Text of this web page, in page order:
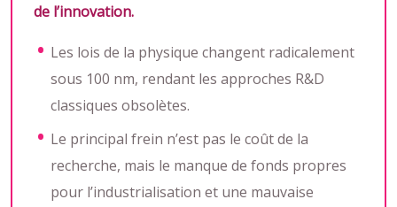
de l’innovation.
Les lois de la physique changent radicalement
sous 100 nm, rendant les approches R&D
classiques obsolètes.
Le principal frein n’est pas le coût de la
recherche, mais le manque de fonds propres
pour l’industrialisation et une mauvaise